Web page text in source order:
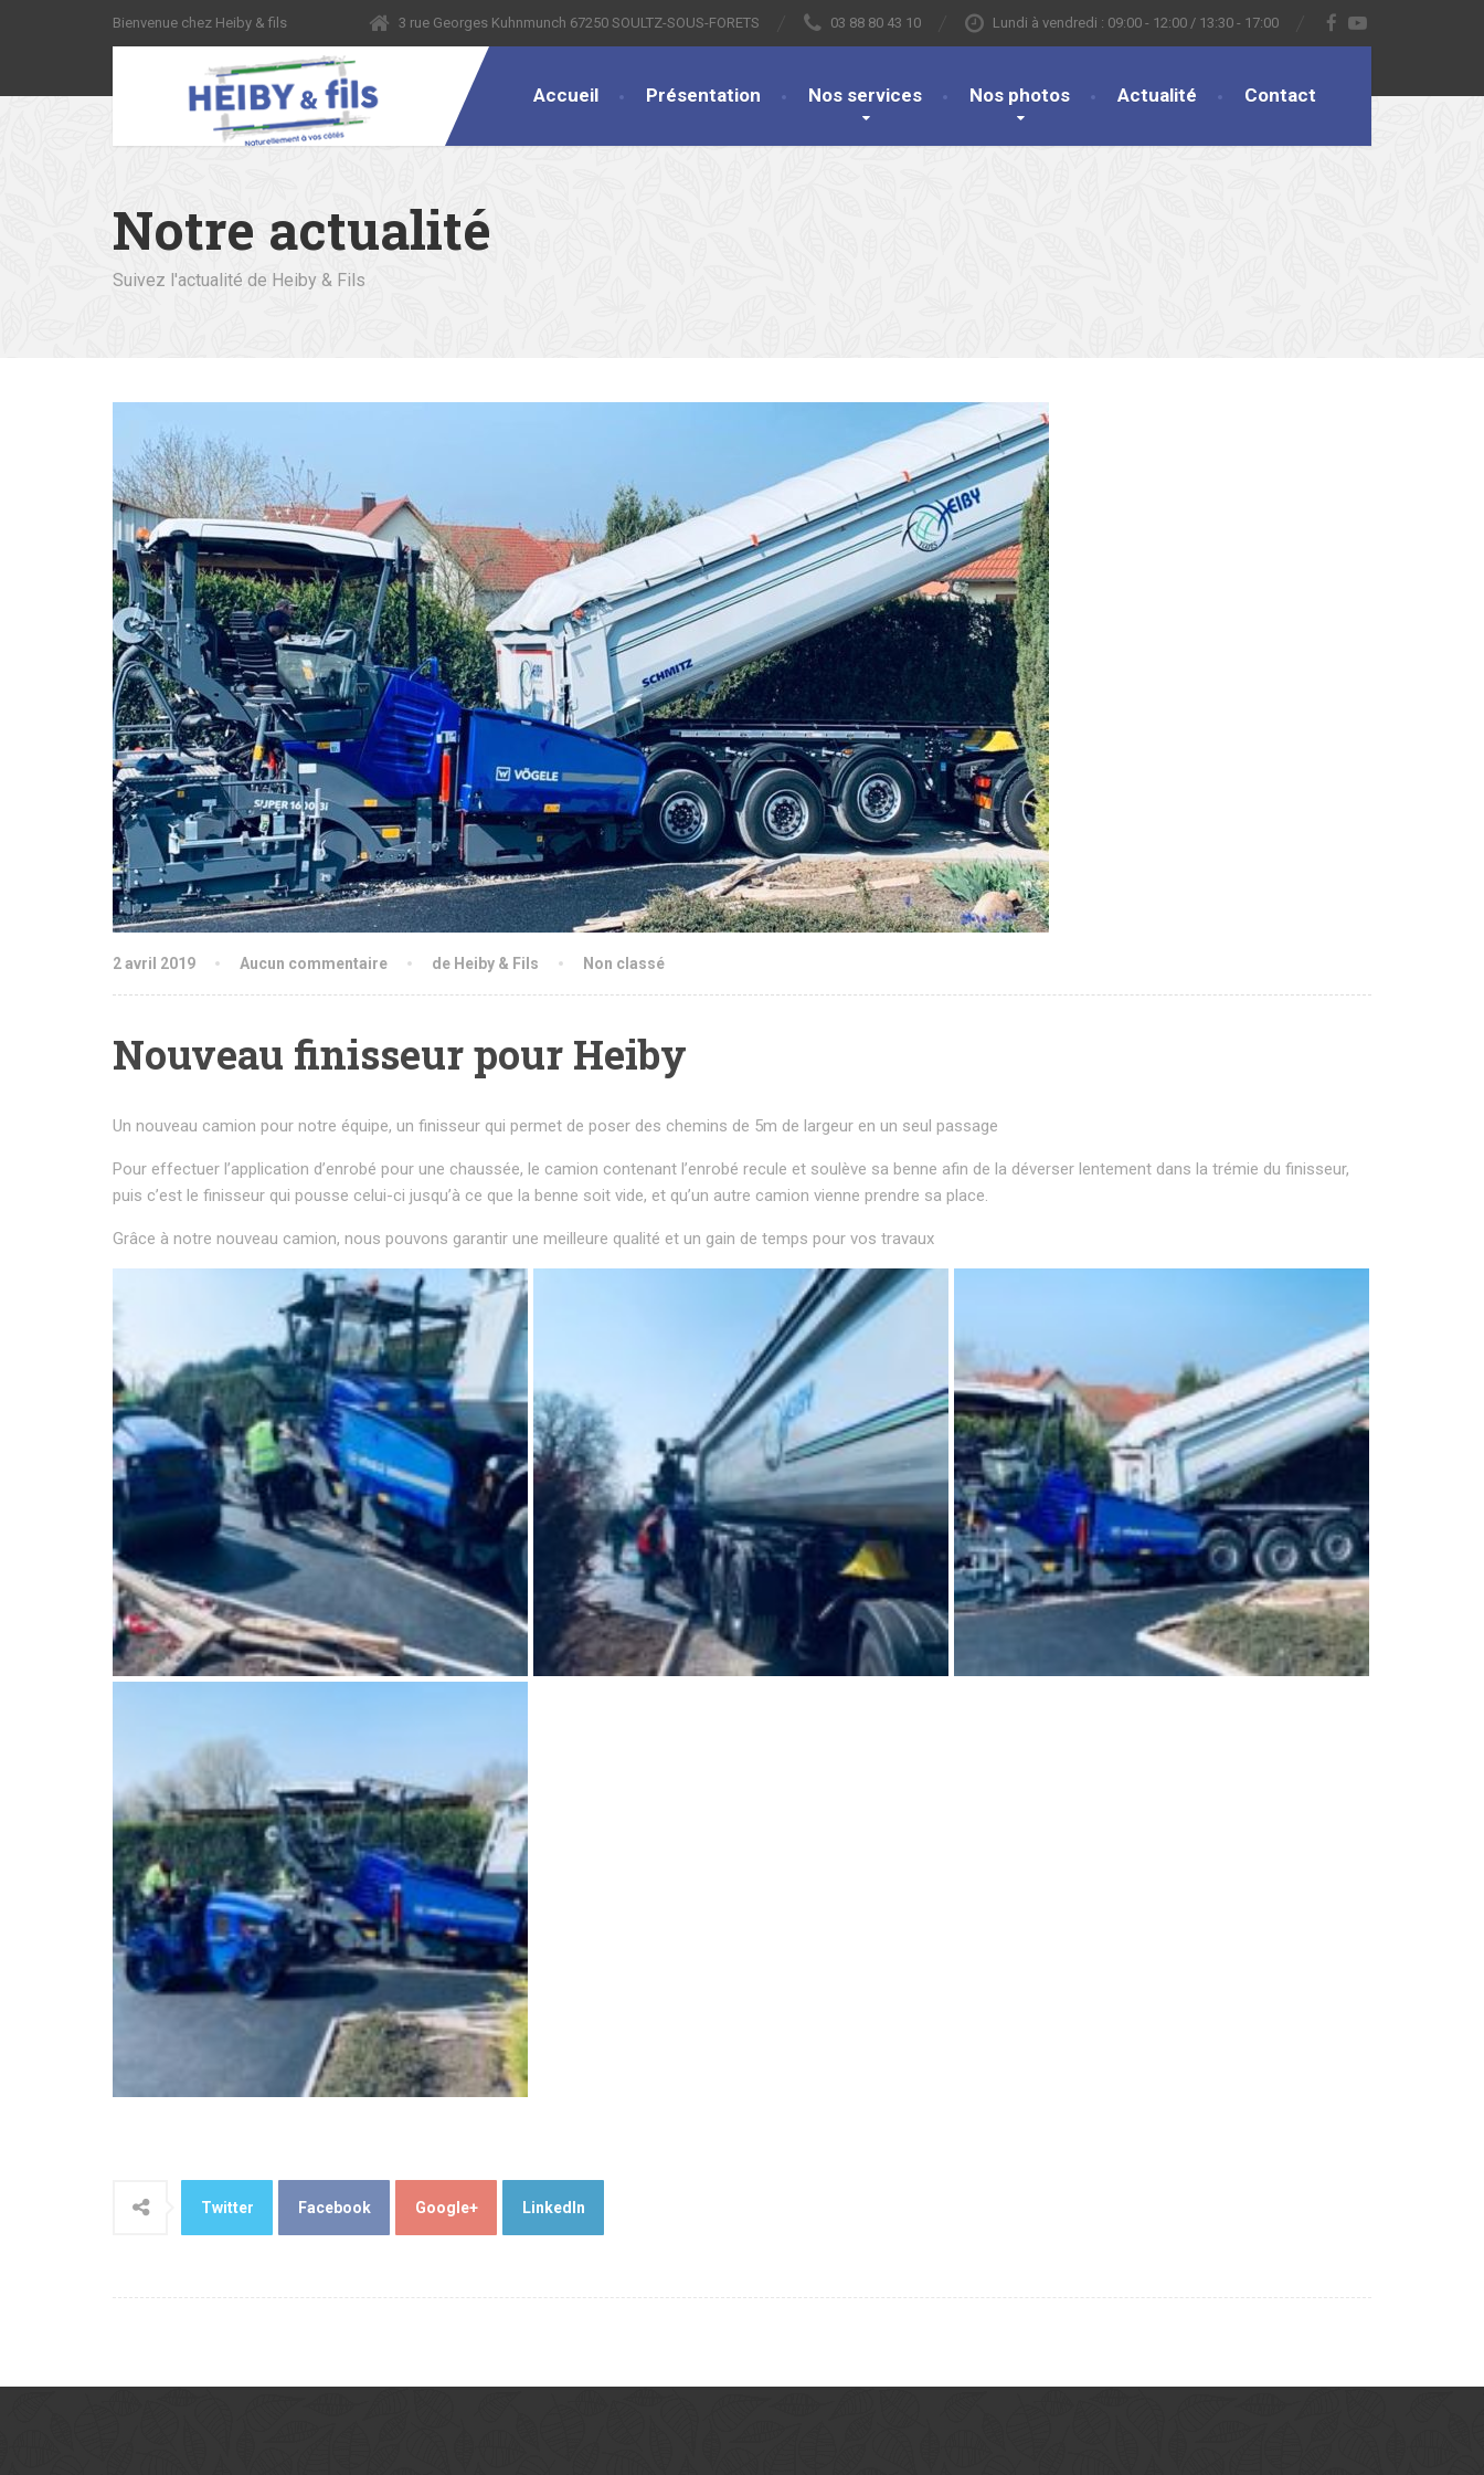
Bienvenue chez Heiby & fils 3 rue Georges Kuhnmunch 67250 SOULTZ-SOUS-FORETS 03 88 80 43 10 Lundi à vendredi : 09:00 - 12:00 / 13:30 - 17:00
Accueil Présentation Nos services Nos photos Actualité Contact
Notre actualité
Suivez l'actualité de Heiby & Fils
2 avril 2019 Aucun commentaire de Heiby & Fils Non classé
Nouveau finisseur pour Heiby
Un nouveau camion pour notre équipe, un finisseur qui permet de poser des chemins de 5m de largeur en un seul passage
Pour effectuer l’application d’enrobé pour une chaussée, le camion contenant l’enrobé recule et soulève sa benne afin de la déverser lentement dans la trémie du finisseur,
puis c’est le finisseur qui pousse celui-ci jusqu’à ce que la benne soit vide, et qu’un autre camion vienne prendre sa place.
Grâce à notre nouveau camion, nous pouvons garantir une meilleure qualité et un gain de temps pour vos travaux
Twitter Facebook Google+ LinkedIn